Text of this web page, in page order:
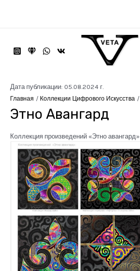
Дата публикации: 05.08.2024 г.
Главная Коллекции Цифрового Искусства
Этно Авангард
Коллекция произведений «Этно авангард»